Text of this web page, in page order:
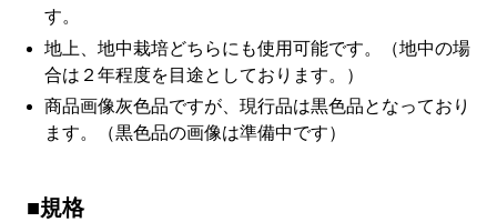
す。
地上、地中栽培どちらにも使用可能です。（地中の場
合は２年程度を目途としております。）
商品画像灰色品ですが、現行品は黒色品となっており
ます。（黒色品の画像は準備中です）
■規格